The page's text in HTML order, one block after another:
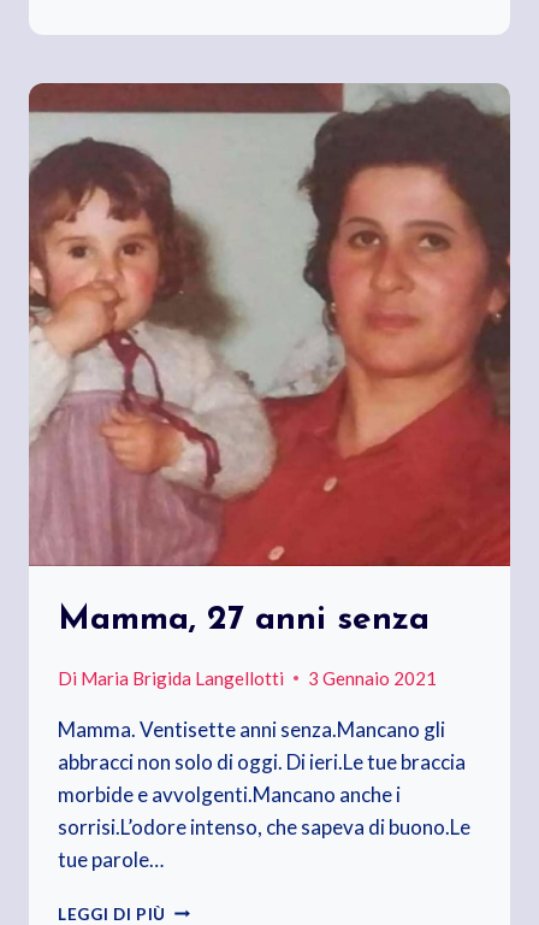
A
Mamma, 27 anni senza
Di Maria Brigida Langellotti 3 Gennaio 2021
Mamma. Ventisette anni senza.Mancano gli
abbracci non solo di oggi. Di ieri.Le tue braccia
morbide e avvolgenti.Mancano anche i
sorrisi.L’odore intenso, che sapeva di buono.Le
tue parole…
LEGGI DI PIÙ MAMMA,